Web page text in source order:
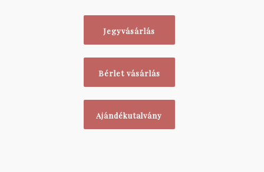
Jegyvásárlás
Bérlet vásárlás
Ajándékutalvány